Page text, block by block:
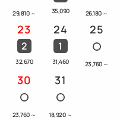
29,810 ～ 35,090 26,180 ～
23
2
32,670
24
1
31,460
25
23,760 ～
30
23,760 ～
31
18,920 ～